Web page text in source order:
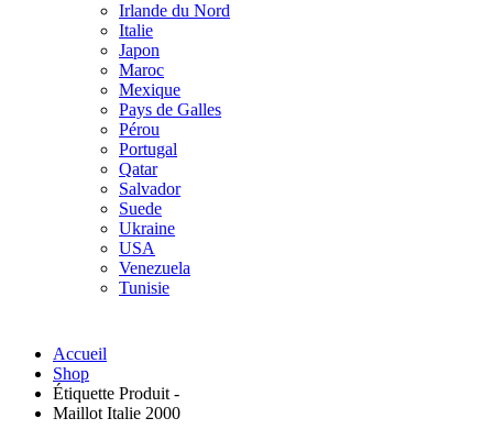
Irlande du Nord
Italie
Japon
Maroc
Mexique
Pays de Galles
Pérou
Portugal
Qatar
Salvador
Suede
Ukraine
USA
Venezuela
Tunisie
Accueil
Shop
Étiquette Produit -
Maillot Italie 2000